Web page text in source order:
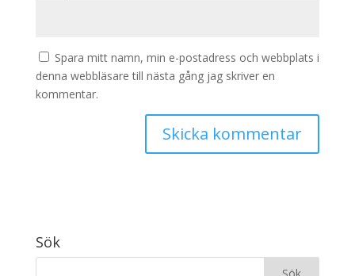
Spara mitt namn, min e-postadress och webbplats i
denna webbläsare till nästa gång jag skriver en
kommentar.
Sök